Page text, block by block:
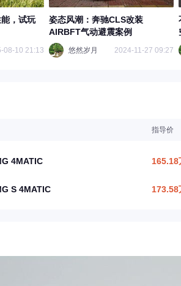
，试玩
08-10 21:13
姿态风潮：奔驰CLS改装
AIRBFT气动避震案例
悠然岁月 2024-11-27 09:27
指导价
4MATIC 165.18
S 4MATIC 173.58